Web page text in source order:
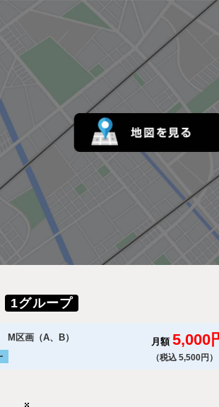
1グループ
M区画（A、B） 月額 5,000
（税込 5,500円）